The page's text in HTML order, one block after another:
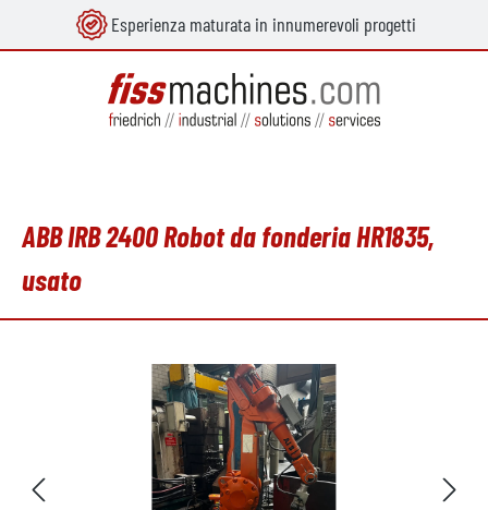
principale Esperienza maturata in innumerevoli progetti
ABB IRB 2400 Robot da fonderia HR1835,
usato
Salta la galleria di immagini